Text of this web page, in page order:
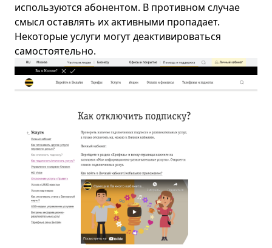
используются абонентом. В противном случае
смысл оставлять их активными пропадает.
Некоторые услуги могут деактивироваться
самостоятельно.